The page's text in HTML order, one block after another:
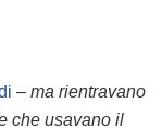
– ma rientravano
che usavano il